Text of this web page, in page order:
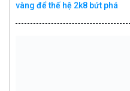
vàng để thế hệ 2k8 bứt phá